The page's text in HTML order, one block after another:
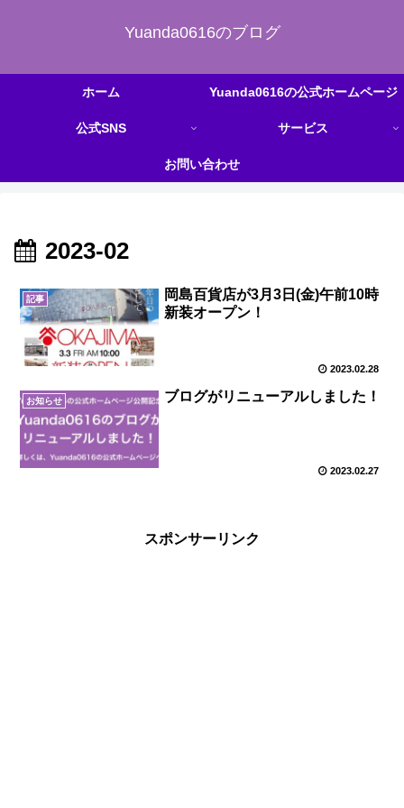
Yuanda0616のブログ
ホーム Yuanda0616の公式ホームページ
公式SNS サービス
お問い合わせ
2023-02
記事
岡島百貨店が3月3日(金)午前10時
新装オープン！
2023.02.28
お知らせ ブログがリニューアルしました！
2023.02.27
スポンサーリンク